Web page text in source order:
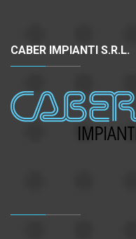
CABER IMPIANTI S.R.L.